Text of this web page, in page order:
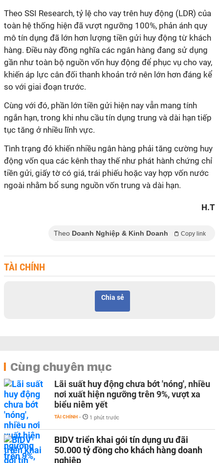
Theo SSI Research, tỷ lệ cho vay trên huy động (LDR) của
toàn hệ thống hiện đã vượt ngưỡng 100%, phản ánh quy
mô tín dụng đã lớn hơn lượng tiền gửi huy động từ khách
hàng. Điều này đồng nghĩa các ngân hàng đang sử dụng
gần như toàn bộ nguồn vốn huy động để phục vụ cho vay,
khiến áp lực cân đối thanh khoản trở nên lớn hơn đáng kể
so với giai đoạn trước.
Cùng với đó, phần lớn tiền gửi hiện nay vẫn mang tính
ngắn hạn, trong khi nhu cầu tín dụng trung và dài hạn tiếp
tục tăng ở nhiều lĩnh vực.
Tình trạng đó khiến nhiều ngân hàng phải tăng cường huy
động vốn qua các kênh thay thế như phát hành chứng chỉ
tiền gửi, giấy tờ có giá, trái phiếu hoặc vay hợp vốn nước
ngoài nhằm bổ sung nguồn vốn trung và dài hạn.
H.T
Theo Doanh Nghiệp & Kinh Doanh Copy link
TÀI CHÍNH
Chia sẻ
Cùng chuyên mục
Lãi suất huy động chưa bớt 'nóng', nhiều
nơi xuất hiện ngưỡng trên 9%, vượt xa
biểu niêm yết
TÀI CHÍNH - 1 phút trước
BIDV triển khai gói tín dụng ưu đãi
50.000 tỷ đồng cho khách hàng doanh
nghiệp